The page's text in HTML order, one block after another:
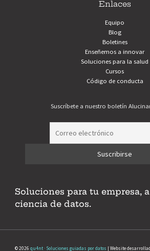
Enlaces
Equipo
Blog
Boletines
Enseñemos a innovar
Soluciones para la salud
Cursos
Código de conducta
Suscríbete a nuestro boletín
Soluciones para tu empresa,
ciencia de datos.
© 2026qu4nt · Soluciones guiadas por datos | Website